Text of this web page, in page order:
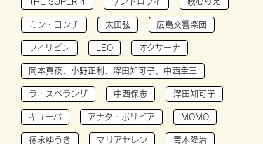
ミン・ヨンチ 太田弦 広島交響楽団
フィリピン LEO オクサーナ
岡本真夜、小野正利、澤田知可子、中西圭三
ラ・スペランザ 中西保志 澤田知可子
キューバ アナタ・ボリビア MOMO
徳永ゆうき マリアセレン 青木隆治